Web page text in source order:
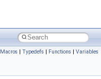
Macros | Typedefs | Functions | Variables